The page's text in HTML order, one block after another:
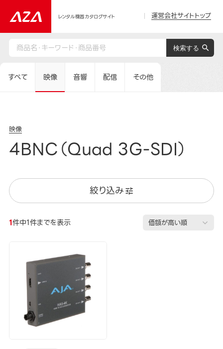
レンタル機器カタログサイト 運営会社サイトトップ
すべて 映像 音響 配信 その他
映像
4BNC（Quad 3G-SDI）
絞り込み
1件中1件までを表示